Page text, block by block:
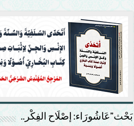
بَحْث”عَاشُورَاء: إصْلَاح الفِكْر..